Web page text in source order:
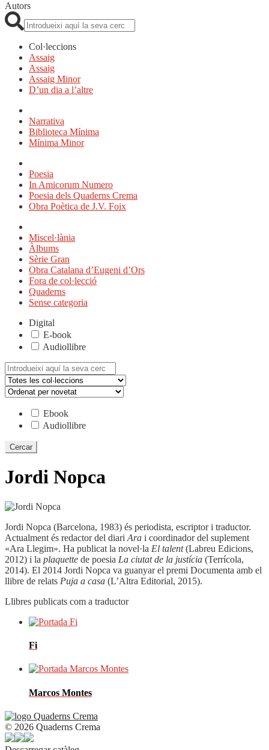
Autors
Col·leccions
Assaig
Assaig
Assaig Minor
D’un dia a l’altre
Narrativa
Biblioteca Mínima
Mínima Minor
Poesia
In Amicorum Numero
Poesia dels Quaderns Crema
Obra Poètica de J.V. Foix
Miscel·lània
Àlbums
Sèrie Gran
Obra Catalana d’Eugeni d’Ors
Fora de col·lecció
Quaderns
Sense categoria
Digital
E-book
Audiollibre
Cerca:
Ebook
Audiollibre
Jordi Nopca
Jordi Nopca (Barcelona, 1983) és periodista, escriptor i traductor.
Actualment és redactor del diari Ara i coordinador del suplement
«Ara Llegim». Ha publicat la novel·la El talent(Labreu Edicions,
2012) i la plaquette de poesia La ciutat de la justícia (Terrícola,
2014). El 2014 Jordi Nopca va guanyar el premi Documenta amb el
llibre de relats Puja a casa (L’Altra Editorial, 2015).
Llibres publicats com a traductor
Fi
Marcos Montes
© 2026 Quaderns Crema